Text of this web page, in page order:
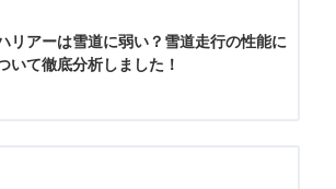
リアーは雪道に弱い？雪道走行の性能に
いて徹底分析しました！